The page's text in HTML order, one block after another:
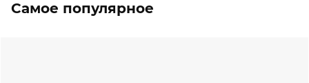
Самое популярное